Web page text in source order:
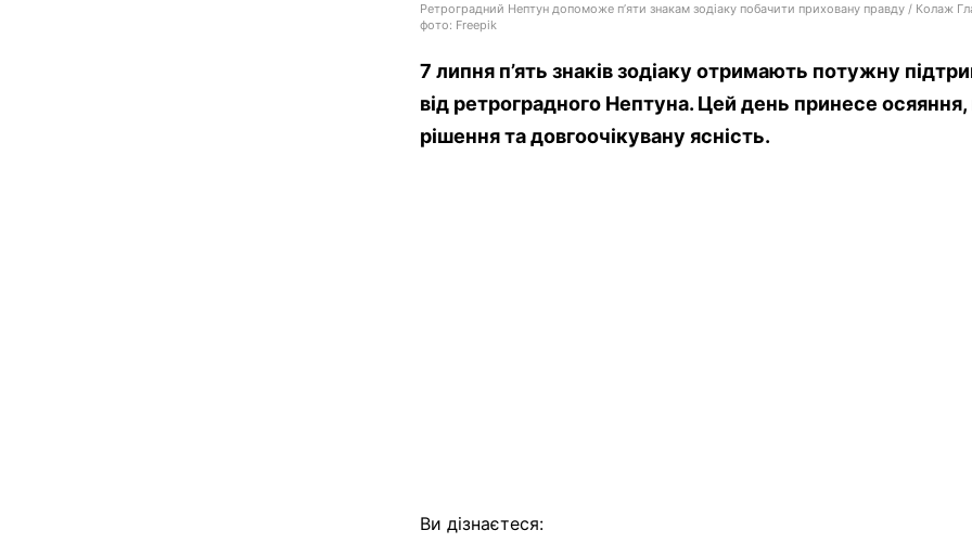
Ретроградний Нептун допоможе п’яти знакам зодіаку побачити приховану правду / Колаж
фото: Freepik
7 липня п’ять знаків зодіаку отримають потужну
від ретроградного Нептуна. Цей день принесе осяяння,
рішення та довгоочікувану ясність.
Ви дізнаєтеся: